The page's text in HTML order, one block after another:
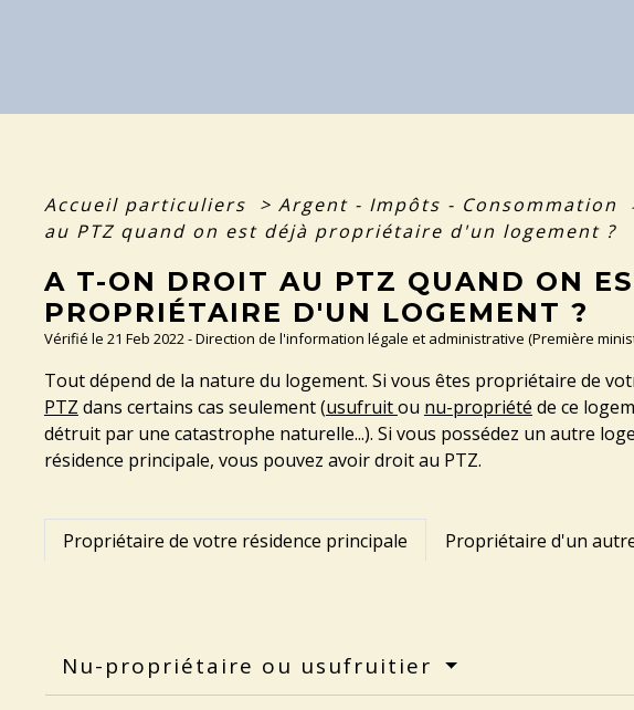
Accueil particuliers > Argent - Impôts - Consommation
au PTZ quand on est déjà propriétaire d'un logement ?
A T-ON DROIT AU PTZ QUAND ON
PROPRIÉTAIRE D'UN LOGEMENT ?
Vérifié le 21 Feb 2022 - Direction de l'information légale et administrative (Première
Tout dépend de la nature du logement. Si vous êtes propriétaire de
PTZ dans certains cas seulement (usufruitou nu-propriété de ce
détruit par une catastrophe naturelle...). Si vous possédez un autre
résidence principale, vous pouvez avoir droit au PTZ.
Propriétaire de votre résidence principale Propriétaire d'un
Nu-propriétaire ou usufruitier